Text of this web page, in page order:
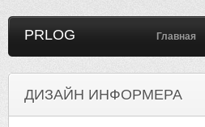
PRLOG Главная
ДИЗАЙН ИНФОРМЕРА